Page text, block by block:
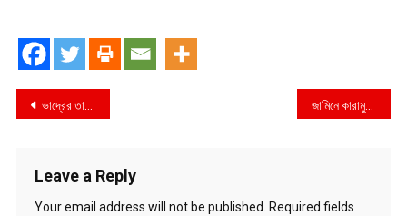
Post
ভাদ্রের তালপাকা গরমে হাঁসফাঁস নগরজীবন জামিনে কারামুক্ত হলেন মিন্নি
Leave a Reply
Your email address will not be published.
Required fields